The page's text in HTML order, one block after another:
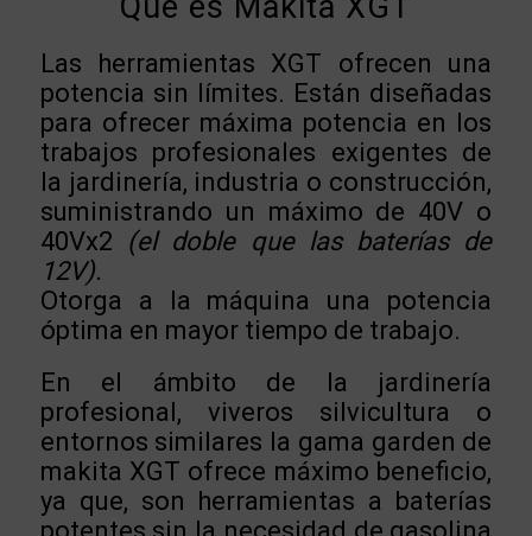
Las herramientas XGT ofrecen una
potencia sin límites. Están diseñadas
para ofrecer máxima potencia en los
trabajos profesionales exigentes de
la jardinería, industria o construcción,
suministrando un máximo de 40V o
40Vx2 (el doble que las baterías de
12V).
Otorga a la máquina una potencia
óptima en mayor tiempo de trabajo.
En el ámbito de la jardinería
profesional, viveros silvicultura o
entornos similares la gama garden de
makita XGT ofrece máximo beneficio,
ya que, son herramientas a baterías